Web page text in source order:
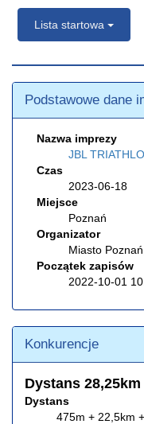
Lista startowa
Podstawowe dane
Nazwa imprezy
JBL
Czas
2023-06-18
Miejsce
Poznań
Organizator
Miasto
Początek zapisów
2022-10-01
Konkurencje
Dystans
Dystans
475m + 22,5km